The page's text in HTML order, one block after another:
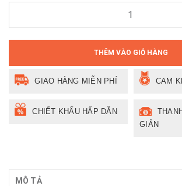
THÊM VÀO GIỎ HÀNG
GIAO HÀNG MIỄN PHÍ CAM
CHIẾT KHẤU HẤP DẪN
GIẢN
MÔ TẢ